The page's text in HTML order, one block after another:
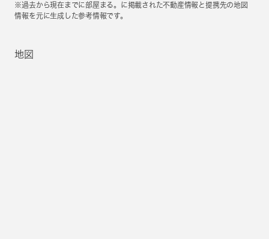
※過去から現在までに部屋まる。に掲載された不動産情報と提携先の地図
情報を元に生成した参考情報です。
地図